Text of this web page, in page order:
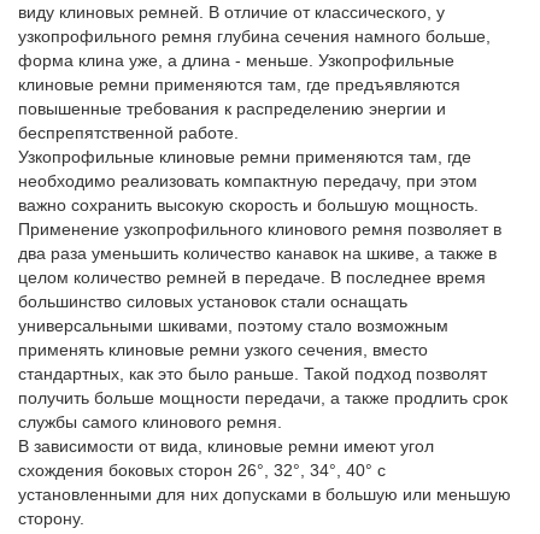
виду клиновых ремней. В отличие от классического, у
узкопрофильного ремня глубина сечения намного больше,
форма клина уже, а длина - меньше. Узкопрофильные
клиновые ремни применяются там, где предъявляются
повышенные требования к распределению энергии и
беспрепятственной работе.
Узкопрофильные клиновые ремни применяются там, где
необходимо реализовать компактную передачу, при этом
важно сохранить высокую скорость и большую мощность.
Применение узкопрофильного клинового ремня позволяет в
два раза уменьшить количество канавок на шкиве, а также в
целом количество ремней в передаче. В последнее время
большинство силовых установок стали оснащать
универсальными шкивами, поэтому стало возможным
применять клиновые ремни узкого сечения, вместо
стандартных, как это было раньше. Такой подход позволят
получить больше мощности передачи, а также продлить срок
службы самого клинового ремня.
В зависимости от вида, клиновые ремни имеют угол
схождения боковых сторон 26°, 32°, 34°, 40° с
установленными для них допусками в большую или меньшую
сторону.